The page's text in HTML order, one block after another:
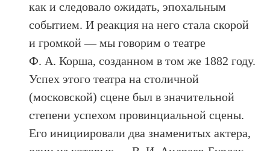
как и следовало ожидать, эпохальным
событием. И реакция на него стала скорой
и громкой — мы говорим о театре
Ф. А. Корша, созданном в том же 1882 году.
Успех этого театра на столичной
(московской) сцене был в значительной
степени успехом провинциальной сцены.
Его инициировали два знаменитых актера,